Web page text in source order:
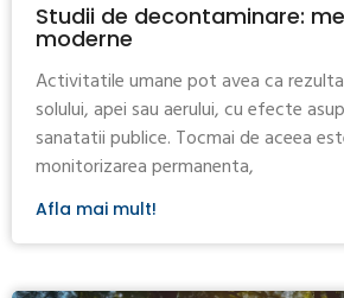
Studii de decontaminare:
moderne
Activitatile umane pot avea ca
solului, apei sau aerului, cu efecte
sanatatii publice. Tocmai de aceea
monitorizarea permanenta,
Afla mai mult!